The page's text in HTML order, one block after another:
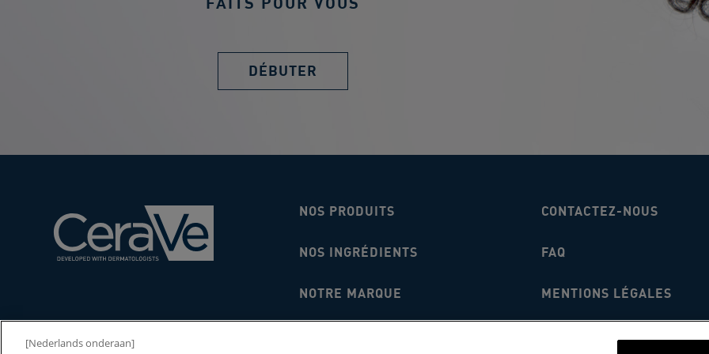
DÉBUTER
NOS PRODUITS
NOS INGRÉDIENTS
NOTRE MARQUE
CONTACTEZ-NOUS
FAQ
MENTIONS LÉGALES
[Nederlands onderaan]